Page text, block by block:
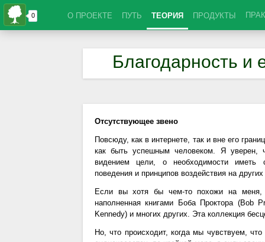
О ПРОЕКТЕ ПУТЬ ТЕОРИЯ ПРОДУКТЫ
Благодарность и
Отсутствующее звено
Повсюду, как в интернете, так и вне его
как быть успешным человеком. Я уверен,
видением цели, о необходимости иметь
поведения и принципов воздействия на
Если вы хотя бы чем-то похожи на меня,
наполненная книгами Боба Проктора
Kennedy) и многих других. Эта коллекция
Но, что происходит, когда мы чувствуем,